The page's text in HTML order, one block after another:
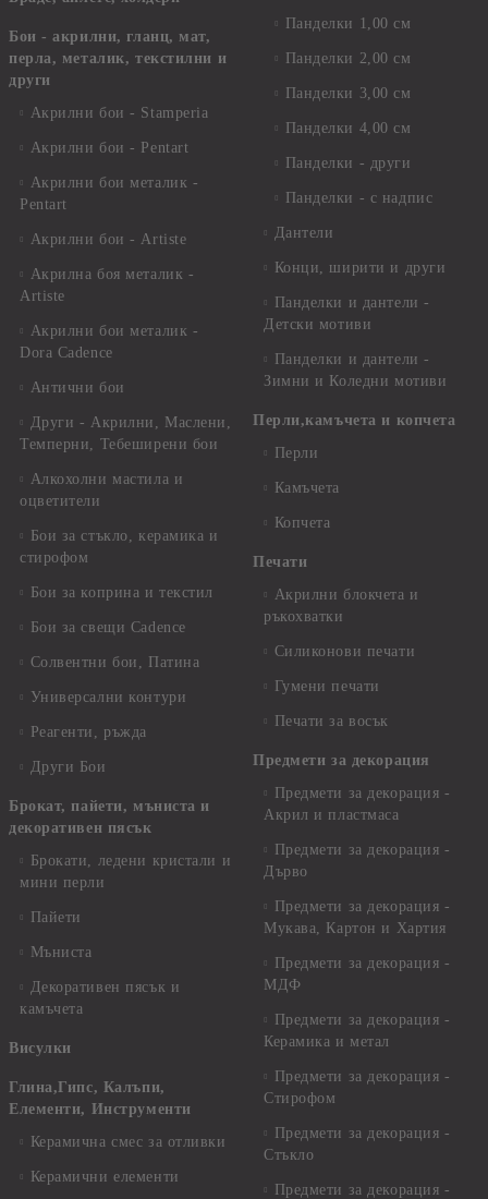
Бои - акрилни, гланц, мат,
перла, металик, текстилни и
други
Акрилни бои - Stamperia
Акрилни бои - Pentart
Акрилни бои металик -
Pentart
Акрилни бои - Artiste
Акрилна боя металик -
Artiste
Акрилни бои металик -
Dora Cadence
Антични бои
Други - Акрилни, Маслени,
Темперни, Тебеширени бои
Алкохолни мастила и
оцветители
Бои за стъкло, керамика и
стирофом
Бои за коприна и текстил
Бои за свещи Cadence
Солвентни бои, Патина
Универсални контури
Реагенти, ръжда
Други Бои
Брокат, пайети, мъниста и
декоративен пясък
Брокати, ледени кристали и
мини перли
Пайети
Мъниста
Декоративен пясък и
камъчета
Висулки
Глина,Гипс, Калъпи,
Елементи, Инструменти
Керамична смес за отливки
Керамични елементи
Панделки 1,00 см
Панделки 2,00 см
Панделки 3,00 см
Панделки 4,00 см
Панделки - други
Панделки - с надпис
Дантели
Конци, ширити и други
Панделки и дантели -
Детски мотиви
Панделки и дантели -
Зимни и Коледни мотиви
Перли,камъчета и копчета
Перли
Камъчета
Копчета
Печати
Акрилни блокчета и
ръкохватки
Силиконови печати
Гумени печати
Печати за восък
Предмети за декорация
Предмети за декорация -
Акрил и пластмаса
Предмети за декорация -
Дърво
Предмети за декорация -
Мукава, Картон и Хартия
Предмети за декорация -
МДФ
Предмети за декорация -
Керамика и метал
Предмети за декорация -
Стирофом
Предмети за декорация -
Стъкло
Предмети за декорация -